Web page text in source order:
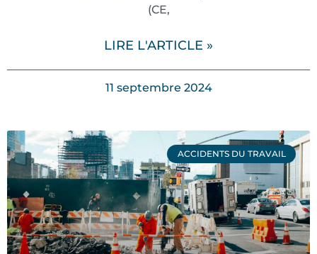
(CE,
LIRE L'ARTICLE »
11 septembre 2024
ACCIDENTS DU TRAVAIL